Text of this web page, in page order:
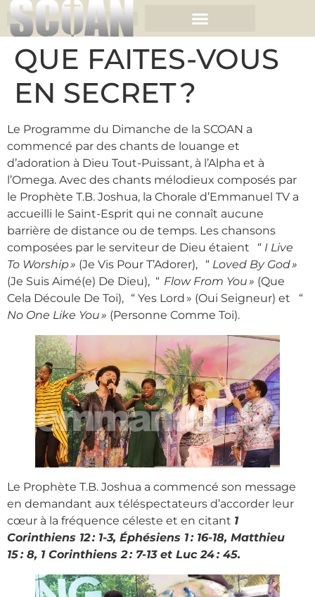
QUE FAITES-VOUS
EN SECRET ?
Le Programme du Dimanche de la SCOAN a
commencé par des chants de louange et
d’adoration à Dieu Tout-Puissant, à l’Alpha et à
l’Omega. Avec des chants mélodieux composés par
le Prophète T.B. Joshua, la Chorale d’Emmanuel TV a
accueilli le Saint-Esprit qui ne connaît aucune
barrière de distance ou de temps. Les chansons
composées par le serviteur de Dieu étaient
“ I Live
To Worship » (Je Vis Pour T’Adorer), “ Loved By God »
(Je Suis Aimé(e) De Dieu), “ Flow From You » (Que
Cela Découle De Toi), “ Yes Lord » (Oui Seigneur) et
“
No One Like You » (Personne Comme Toi).
Le Prophète T.B. Joshua a commencé son message
en demandant aux téléspectateurs d’accorder leur
cœur à la fréquence céleste et en citant 1
Corinthiens 12 : 1-3, Éphésiens 1 : 16-18, Matthieu
15 : 8, 1 Corinthiens 2 : 7-13 et Luc 24 : 45.